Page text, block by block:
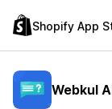
Shopify App
Webkul